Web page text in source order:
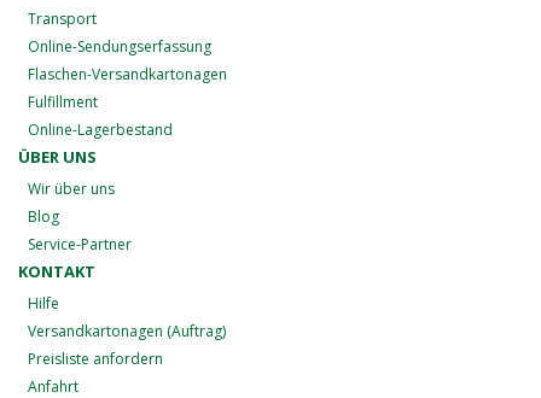
Transport
Online-Sendungserfassung
Flaschen-Versandkartonagen
Fulfillment
Online-Lagerbestand
ÜBER UNS
Wir über uns
Blog
Service-Partner
KONTAKT
Hilfe
Versandkartonagen (Auftrag)
Preisliste anfordern
Anfahrt